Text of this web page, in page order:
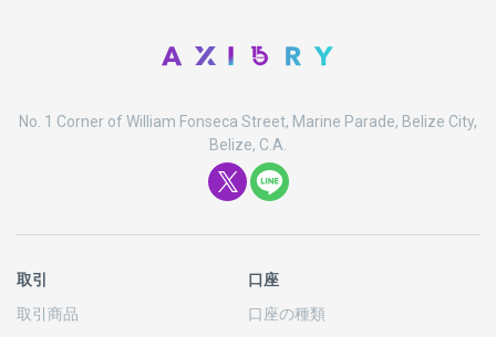
No. 1 Corner of William Fonseca Street, Marine Parade, Belize City,
Belize, C.A.
取引
取引商品
口座
口座の種類